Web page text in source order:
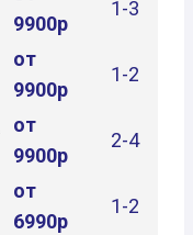
9900р
1-3
от
9900р
1-2
от
9900р
2-4
от
6990р
1-2